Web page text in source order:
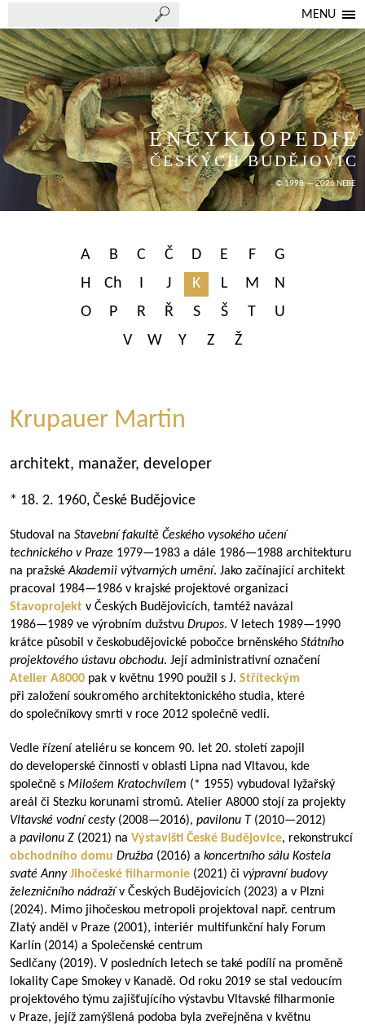
MENU
ENCYKLOPEDIE
ČESKÝCH BUDĚJOVIC
© 1998 — 2026 NEBE
A B C Č D E F
G
H
Ch I J K L M
N
O
P R Ř S Š T
U
V
W Y Z Ž
Krupauer Martin
architekt, manažer, developer
* 18. 2. 1960, České Budějovice
Studoval na Stavební fakultě Českého vysokého učení
technického v Praze 1979—1983 a dále 1986—1988 architekturu
na pražskéAkademii výtvarných umění. Jako začínající architekt
pracoval 1984—1986 v krajské projektové organizaci
Stavoprojekt v Českých Budějovicích, tamtéž navázal
1986—1989 ve výrobním dužstvu Drupos. V letech 1989—1990
krátce působil v českobudějovické pobočce brněnského Státního
projektového ústavu obchodu. Její administrativní označení
Atelier A8000 pak v květnu 1990 použil s J. Stříteckým
při založení soukromého architektonického studia, které
do společníkovy smrti v roce 2012 společně vedli.
Vedle řízení ateliéru se koncem 90. let 20. století zapojil
do developerské činnosti v oblasti Lipna nad Vltavou, kde
společně s Milošem Kratochvílem (* 1955) vybudoval lyžařský
areál či Stezku korunami stromů. Atelier A8000 stojí za projekty
Vltavské vodní cesty(2008—2016), pavilonu T (2010—2012)
a pavilonu Z (2021) na Výstavišti České Budějovice, rekonstrukcí
obchodního domu Družba (2016) a koncertního sálu Kostela
svaté Anny Jihočeské filharmonie (2021) či výpravní budovy
železničního nádražív Českých Budějovicích (2023) a v Plzni
(2024). Mimo jihočeskou metropoli projektoval např. centrum
Zlatý anděl v Praze (2001), interiér multifunkční haly Forum
Karlín (2014) a Společenské centrum
Sedlčany (2019). V posledních letech se také podílí na proměně
lokality Cape Smokey v Kanadě. Od roku 2019 se stal vedoucím
projektového týmu zajišťujícího výstavbu Vltavské filharmonie
v Praze, jejíž zamýšlená podoba byla zveřejněna v květnu